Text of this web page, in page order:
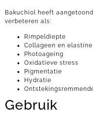
Bakuchiol heeft
verbeteren als:
Rimpeldiepte
Collageen en
Photoageing​
Oxidatieve stress​
Pigmentatie
Hydratie
Gebruik